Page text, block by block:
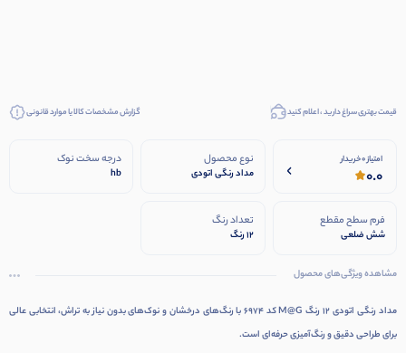
قیمت بهتری سراغ دارید ، اعلام کنید گزارش مشخصات کالا یا موارد قانونی
امتیاز 0 خریدار
0.0
نوع محصول
مداد رنگی اتودی
درجه سخت نوک
hb
فرم سطح مقطع
شش ضلعی
تعداد رنگ
12 رنگ
مشاهده ویژگی‌های محصول
مداد رنگی اتودی ۱۲ رنگ M@G کد 6974 با رنگ‌های درخشان و نوک‌های بدون نیاز به تراش، انتخابی عالی
برای طراحی دقیق و رنگ‌آمیزی حرفه‌ای است.